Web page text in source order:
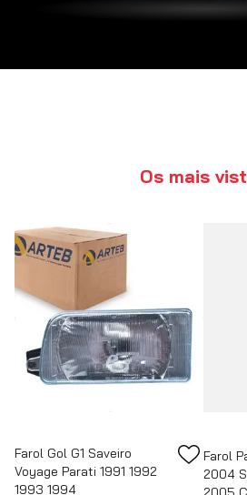
Os mais
Farol Gol G1 Saveiro
Voyage Parati 1991 1992
1993 1994
Farol
2004